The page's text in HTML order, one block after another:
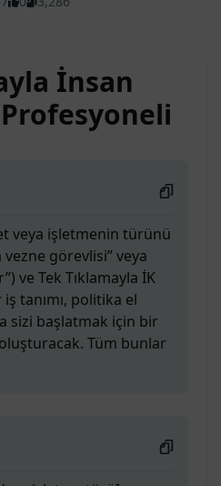
İnsan
veya işletmenin türünü
görevlisi” veya
ve Tek Tıklamayla İK
tanımı, politika el
sizi başlatmak için bir
Tüm bunlar